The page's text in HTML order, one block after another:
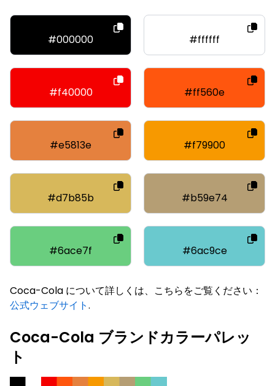
#000000 #ffffff
#f40000 #ff560e
#e5813e #f79900
#d7b85b #b59e74
#6ace7f #6ac9ce
Coca-Cola について詳しくは、こちらをご覧ください：
公式ウェブサイト.
Coca-Cola ブランドカラーパレッ
ト